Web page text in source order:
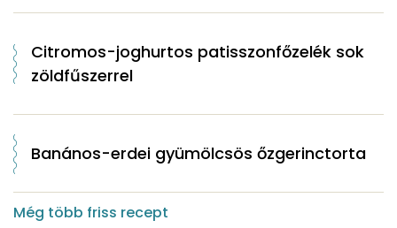
Citromos-joghurtos patisszonfőzelék sok
zöldfűszerrel
Banános-erdei gyümölcsös őzgerinctorta
Még több friss recept